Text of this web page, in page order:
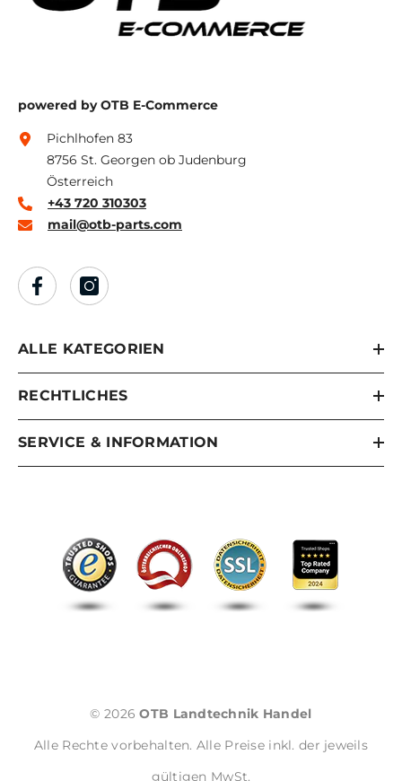
powered by OTB E-Commerce
Pichlhofen 83
8756 St. Georgen ob Judenburg
Österreich
+43 720 310303
mail@otb-parts.com
ALLE KATEGORIEN
RECHTLICHES
SERVICE & INFORMATION
© 2026OTB Landtechnik Handel
Alle Rechte vorbehalten. Alle Preise inkl. der jeweils
gültigen MwSt.